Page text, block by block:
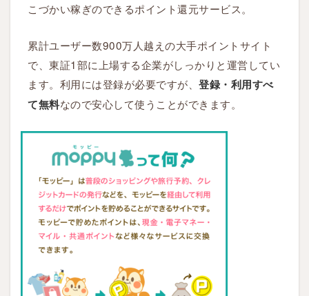
こづかい稼ぎのできるポイント還元サービス。
累計ユーザー数900万人越えの大手ポイントサイト
で、東証1部に上場する企業がしっかりと運営してい
ます。利用には登録が必要ですが、 登録・利用すべ
て無料なので安心して使うことができます。